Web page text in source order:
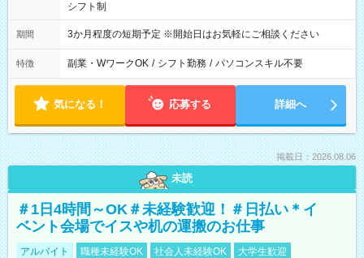
シフト制
期間 3か月程度の短期予定 ※開始日はお気軽にご相談ください
特徴 副業・WワークOK / シフト勤務 / パソコンスキル不要
気になる！ 応募する 詳細へ
掲載日：2026.08.06
未読
＃1日4時間～OK＃未経験歓迎！＃日払い＊イ
ベント会場でイスや机の運搬のお仕事
アルバイト 職種未経験OK 社会人未経験OK
大学生歓迎